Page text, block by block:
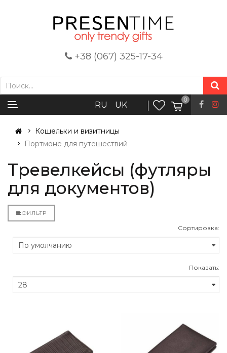
+38 (067) 325-17-34
RU UK
0
Кошельки и визитницы
Портмоне для путешествий
Тревелкейсы (футляры
для документов)
ФИЛЬТР
Сортировка:
Показать: